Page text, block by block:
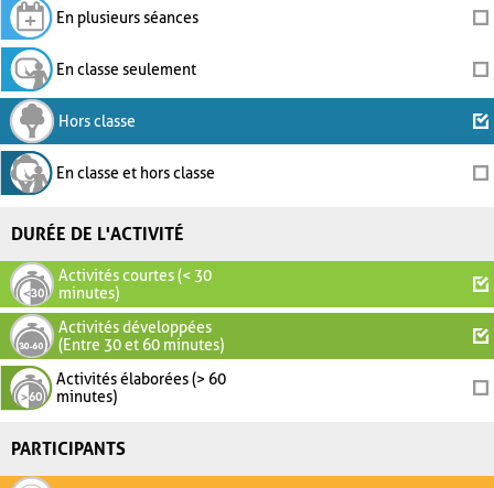
En plusieurs séances
En classe seulement
Hors classe
En classe et hors classe
DURÉE DE L'ACTIVITÉ
Activités courtes (< 30
minutes)
Activités développées
(Entre 30 et 60 minutes)
Activités élaborées (> 60
minutes)
PARTICIPANTS